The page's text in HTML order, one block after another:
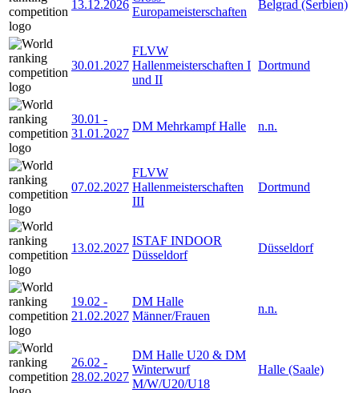
13.12.2026
Europameisterschaften
Belgrad (Serbien)
30.01.2027
FLVW
Hallenmeisterschaften I
und II
Dortmund
30.01 -
31.01.2027
DM Mehrkampf Halle n.n.
07.02.2027
FLVW
Hallenmeisterschaften
III
Dortmund
13.02.2027
ISTAF INDOOR
Düsseldorf
Düsseldorf
19.02 -
21.02.2027
DM Halle
Männer/Frauen
n.n.
26.02 -
28.02.2027
DM Halle U20 & DM
Winterwurf
M/W/U20/U18
Halle (Saale)